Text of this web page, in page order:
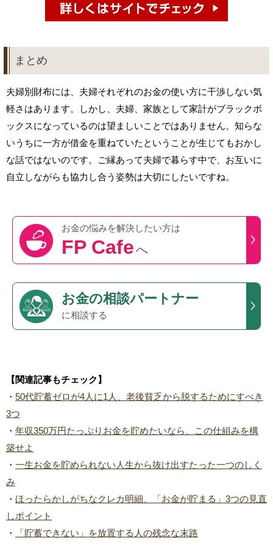
まとめ
夫婦別財布には、夫婦それぞれのお金の使い方に干渉しない気
軽さはあります。しかし、夫婦、家族として家計がブラックボ
ックスになっているのは望ましいことではありません。知らな
いうちに一方が借金を重ねていたということが生じてもおかし
な話ではないのです。ご縁あって夫婦で暮らす中で、お互いに
自立しながらも協力し合う姿勢は大切にしたいですね。
お金の悩みを解決したい方は
FP Cafeへ
お金の相談パートナー
に相談する
【関連記事もチェック】
・ 50代貯蓄ゼロが4人に1人、老後貧乏から脱するためにすべき
3つ
・ 年収350万円たっぷりお金を貯めたいなら、この仕組みを構
築せよ
・ 一生お金を貯められない人生から抜け出すたった一つのしく
み
・ ほったらかしがちなクレカ明細、「お金が貯まる」3つの見直
しポイント
・
「貯蓄できない」を放置する人の残念な末路